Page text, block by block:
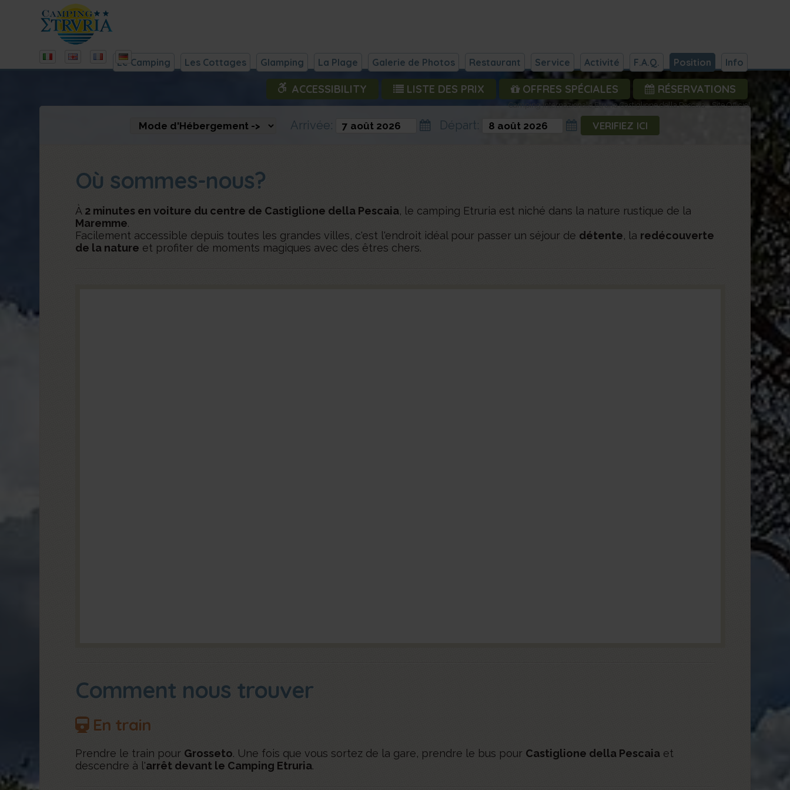
Le Camping Les Cottages Glamping La Plage Galerie de Photos Restaurant Service Activité F.A.Q. Position Info
RÉSERVATIONS
OFFRES SPÉCIALES
LISTE DES PRIX
ACCESSIBILITY
Camping Internazionale Etruria Castiglione della Pescaia - Site Officiel
Arrivée: Départ:
Où sommes-nous?
À 2 minutes en voiture du centre de Castiglione della Pescaia, le camping Etruria est niché dans la nature rustique de la
Maremme.
Facilement accessible depuis toutes les grandes villes, c'est l'endroit idéal pour passer un séjour de détente, la redécouverte
de la nature et profiter de moments magiques avec des êtres chers.
Comment nous trouver
En train
Prendre le train pour Grosseto. Une fois que vous sortez de la gare, prendre le bus pour Castiglione della Pescaia et
descendre à l'arrêt devant le Camping Etruria.